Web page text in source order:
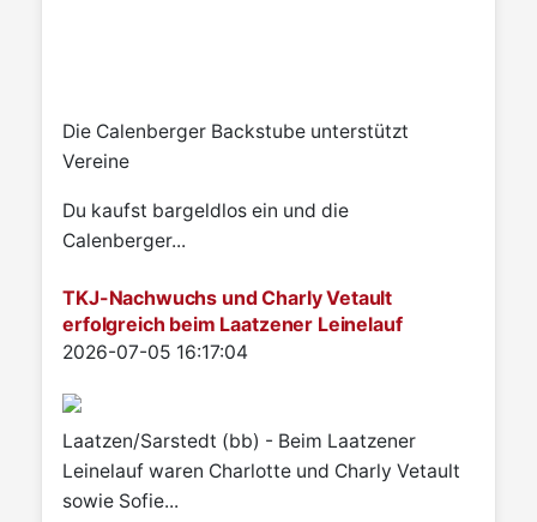
Die Calenberger Backstube unterstützt
Vereine
Du kaufst bargeldlos ein und die
Calenberger...
TKJ-Nachwuchs und Charly Vetault
erfolgreich beim Laatzener Leinelauf
Details
2026-07-05 16:17:04
Laatzen/Sarstedt (bb) - Beim Laatzener
Leinelauf waren Charlotte und Charly Vetault
sowie Sofie...